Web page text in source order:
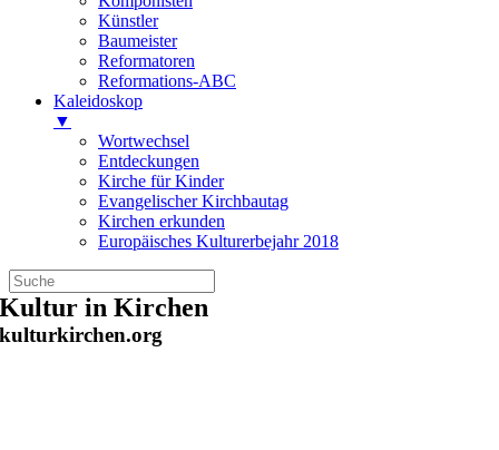
Künstler
Baumeister
Reformatoren
Reformations-ABC
Kaleidoskop
▼
Wortwechsel
Entdeckungen
Kirche für Kinder
Evangelischer Kirchbautag
Kirchen erkunden
Europäisches Kulturerbejahr 2018
Zum
Inhalt
springen
Kultur in Kirchen
kulturkirchen.org